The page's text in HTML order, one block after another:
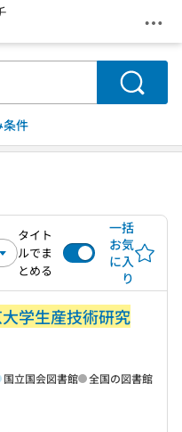
メ
検索
件
タイト
ルでま
とめる
一括
お気
に入
り
学生産技術研究
国立国会図書館 全国の図書館